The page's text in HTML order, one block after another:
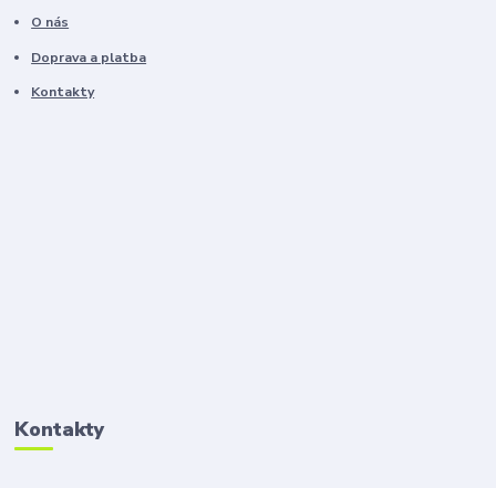
O nás
Doprava a platba
Kontakty
Kontakty